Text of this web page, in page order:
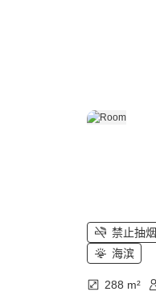
禁止抽烟
海滨
288 m²